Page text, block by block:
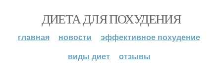
ДИЕТА ДЛЯ ПОХУДЕНИЯ
главная новости
эффективное похудение
виды диет
отзывы